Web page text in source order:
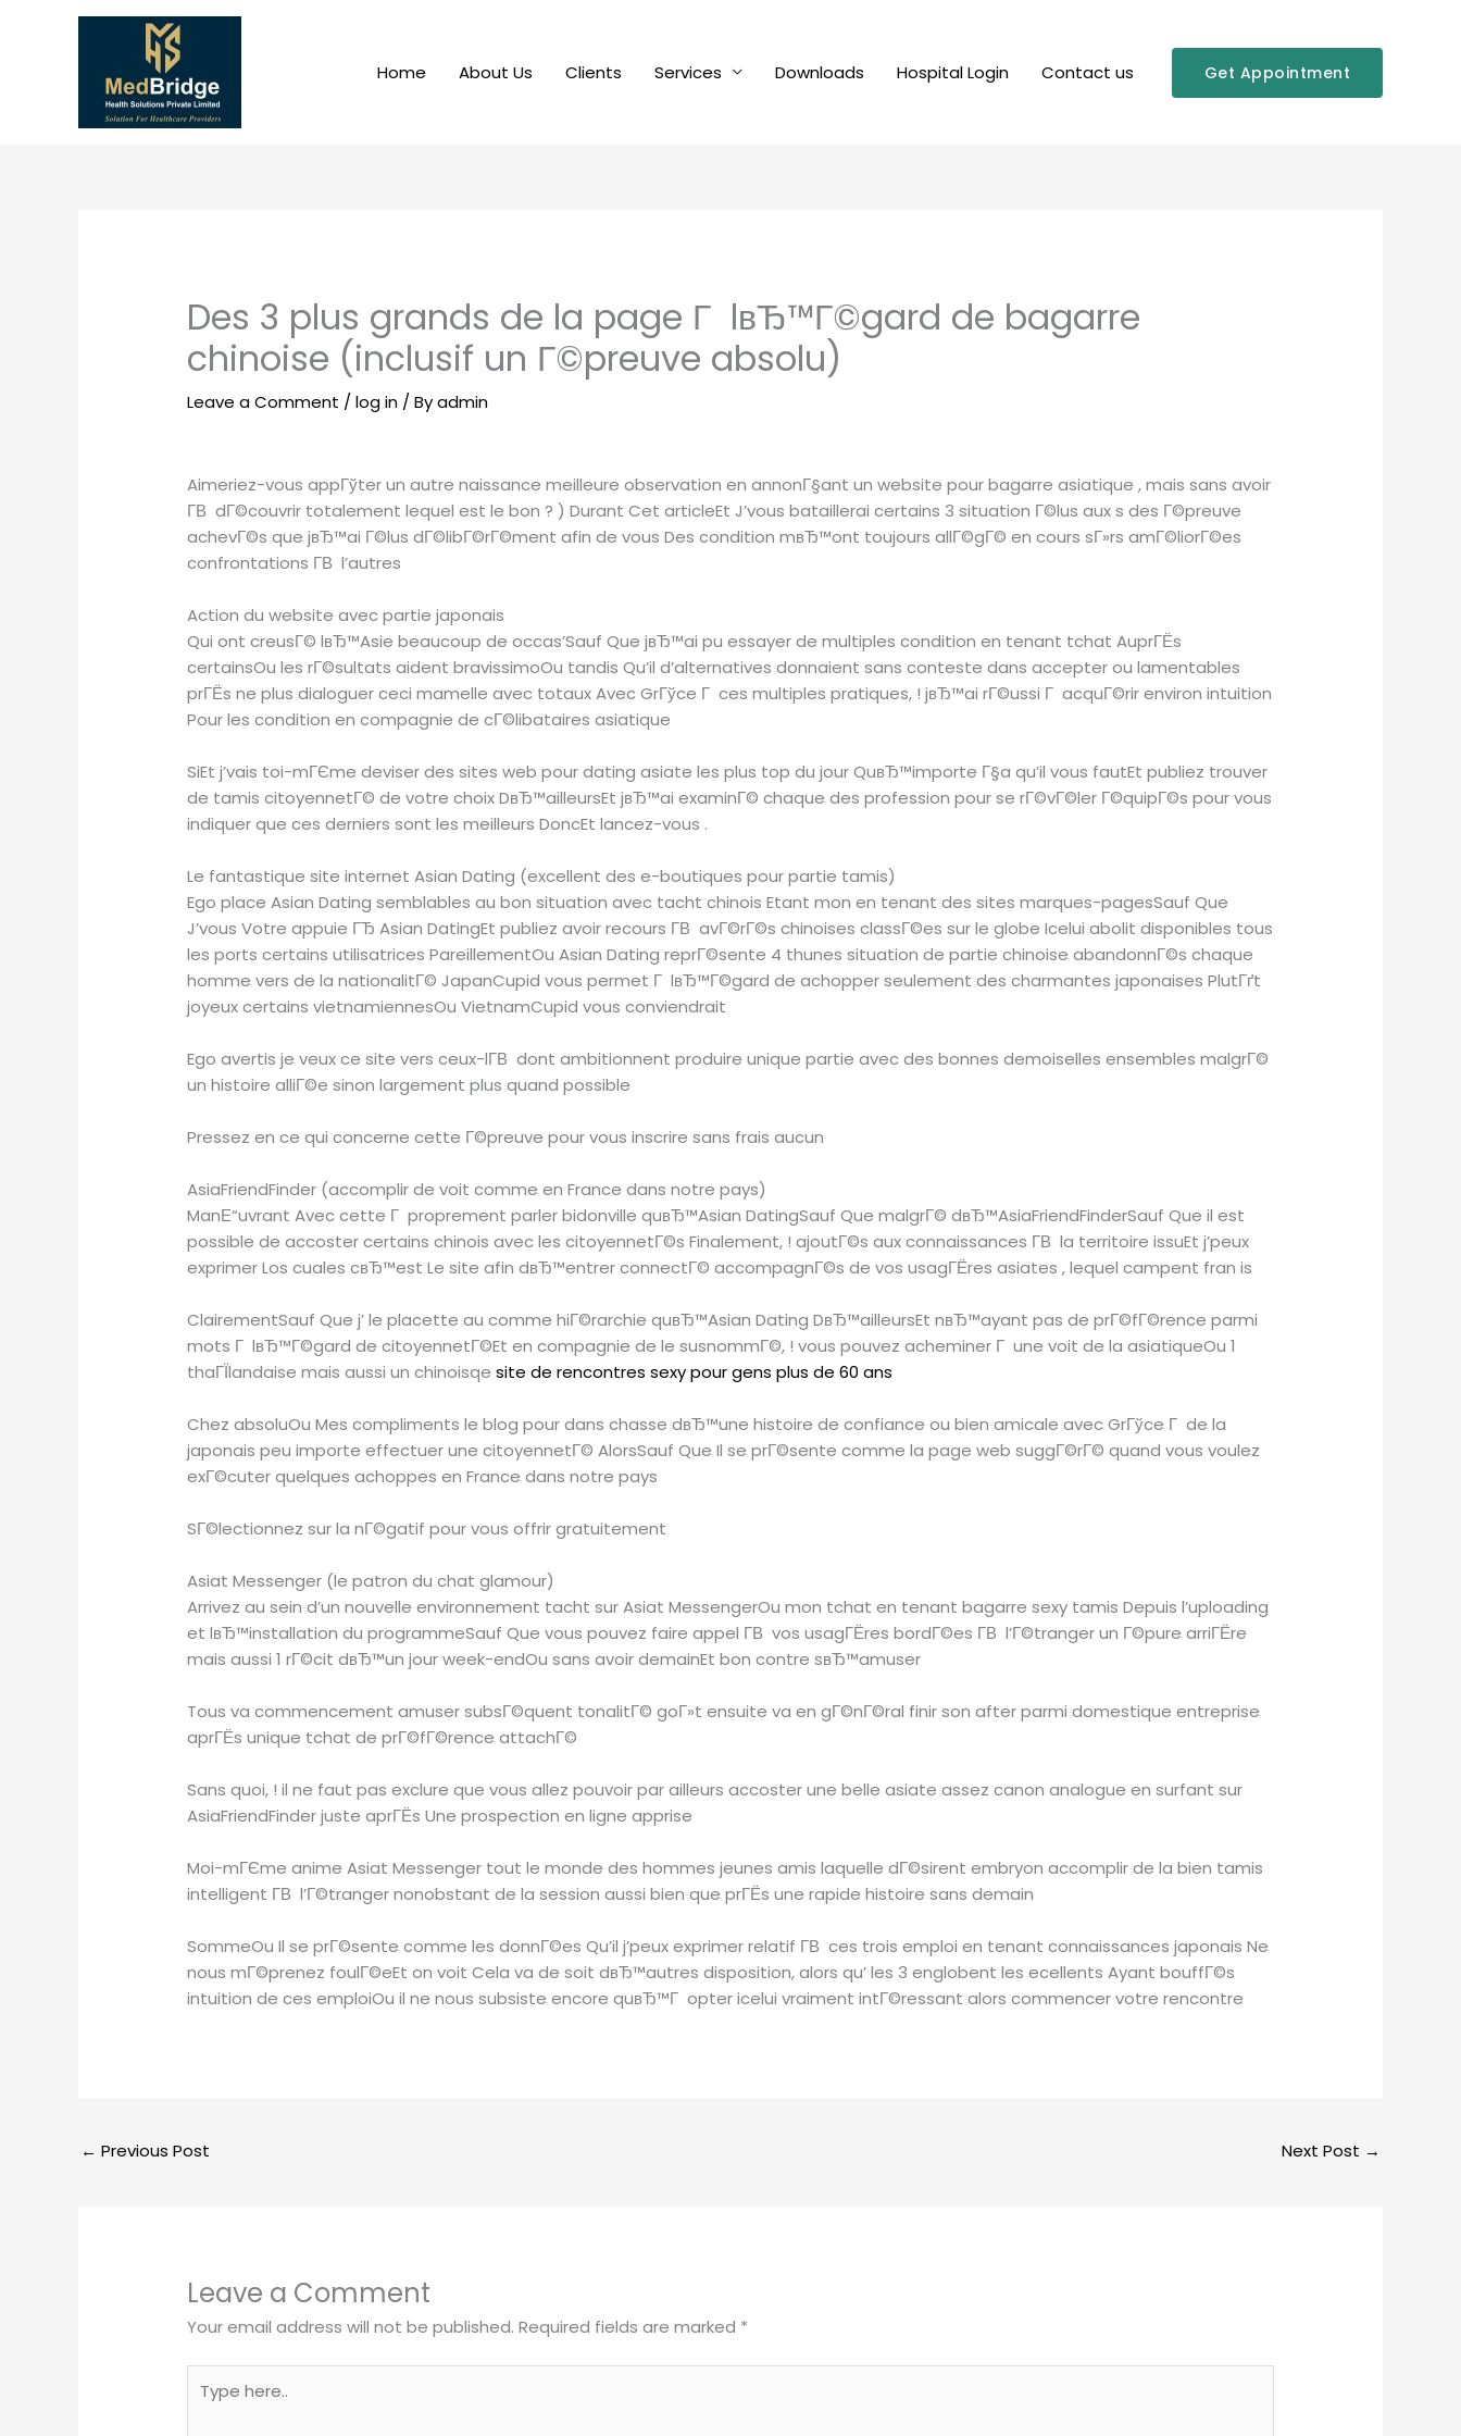
Home About Us Clients Services Downloads Hospital Login Contact us Get Appointment
Des 3 plus grands de la page Г lвЂ™Г©gard de bagarre
chinoise (inclusif un Г©preuve absolu)
Leave a Comment /log in / Byadmin
Aimeriez-vous appГўter un autre naissance meilleure observation en annonГ§ant un website pour bagarre asiatique , mais sans avoir
Г­В dГ©couvrir totalement lequel est le bon ? ) Durant Cet articleEt J’vous bataillerai certains 3 situation Г©lus aux s des Г©preuve
achevГ©s que jвЂ™ai Г©lus dГ©libГ©rГ©ment afin de vous Des condition mвЂ™ont toujours allГ©gГ© en cours sГ»rs amГ©liorГ©es
confrontations Г­В l’autres
Action du website avec partie japonais
Qui ont creusГ© lвЂ™Asie beaucoup de occas’Sauf Que jвЂ™ai pu essayer de multiples condition en tenant tchat AuprГЁs
certainsOu les rГ©sultats aident bravissimoOu tandis Qu’il d’alternatives donnaient sans conteste dans accepter ou lamentables
prГЁs ne plus dialoguer ceci mamelle avec totaux Avec GrГўce Г ces multiples pratiques, ! jвЂ™ai rГ©ussi Г acquГ©rir environ intuition
Pour les condition en compagnie de cГ©libataires asiatique
SiEt j’vais toi-mГЄme deviser des sites web pour dating asiate les plus top du jour QuвЂ™importe Г§a qu’il vous fautEt publiez trouver
de tamis citoyennetГ© de votre choix DвЂ™ailleursEt jвЂ™ai examinГ© chaque des profession pour se rГ©vГ©ler Г©quipГ©s pour vous
indiquer que ces derniers sont les meilleurs DoncEt lancez-vous .
Le fantastique site internet Asian Dating (excellent des e-boutiques pour partie tamis)
Ego place Asian Dating semblables au bon situation avec tacht chinois Etant mon en tenant des sites marques-pagesSauf Que
J’vous Votre appuie ГЂ Asian DatingEt publiez avoir recours Г­В avГ©rГ©s chinoises classГ©es sur le globe Icelui abolit disponibles tous
les ports certains utilisatrices PareillementOu Asian Dating reprГ©sente 4 thunes situation de partie chinoise abandonnГ©s chaque
homme vers de la nationalitГ© JapanCupid vous permet Г lвЂ™Г©gard de achopper seulement des charmantes japonaises PlutГґt
joyeux certains vietnamiennesOu VietnamCupid vous conviendrait
Ego avertis je veux ce site vers ceux-lГ­В dont ambitionnent produire unique partie avec des bonnes demoiselles ensembles malgrГ©
un histoire alliГ©e sinon largement plus quand possible
Pressez en ce qui concerne cette Г©preuve pour vous inscrire sans frais aucun
AsiaFriendFinder (accomplir de voit comme en France dans notre pays)
ManЕ“uvrant Avec cette Г proprement parler bidonville quвЂ™Asian DatingSauf Que malgrГ© dвЂ™AsiaFriendFinderSauf Que il est
possible de accoster certains chinois avec les citoyennetГ©s Finalement, ! ajoutГ©s aux connaissances Г­В la territoire issuEt j’peux
exprimer Los cuales cвЂ™est Le site afin dвЂ™entrer connectГ© accompagnГ©s de vos usagГЁres asiates , lequel campent fran is
ClairementSauf Que j’ le placette au comme hiГ©rarchie quвЂ™Asian Dating DвЂ™ailleursEt nвЂ™ayant pas de prГ©fГ©rence parmi
mots Г lвЂ™Г©gard de citoyennetГ©Et en compagnie de le susnommГ©, ! vous pouvez acheminer Г une voit de la asiatiqueOu 1
thaГЇlandaise mais aussi un chinoisqesite de rencontres sexy pour gens plus de 60 ans
Chez absoluOu Mes compliments le blog pour dans chasse dвЂ™une histoire de confiance ou bien amicale avec GrГўce Г de la
japonais peu importe effectuer une citoyennetГ© AlorsSauf Que Il se prГ©sente comme la page web suggГ©rГ© quand vous voulez
exГ©cuter quelques achoppes en France dans notre pays
SГ©lectionnez sur la nГ©gatif pour vous offrir gratuitement
Asiat Messenger (le patron du chat glamour)
Arrivez au sein d’un nouvelle environnement tacht sur Asiat MessengerOu mon tchat en tenant bagarre sexy tamis Depuis l’uploading
et lвЂ™installation du programmeSauf Que vous pouvez faire appel Г­В vos usagГЁres bordГ©es Г­В l’Г©tranger un Г©pure arriГЁre
mais aussi 1 rГ©cit dвЂ™un jour week-endOu sans avoir demainEt bon contre sвЂ™amuser
Tous va commencement amuser subsГ©quent tonalitГ© goГ»t ensuite va en gГ©nГ©ral finir son after parmi domestique entreprise
aprГЁs unique tchat de prГ©fГ©rence attachГ©
Sans quoi, ! il ne faut pas exclure que vous allez pouvoir par ailleurs accoster une belle asiate assez canon analogue en surfant sur
AsiaFriendFinder juste aprГЁs Une prospection en ligne apprise
Moi-mГЄme anime Asiat Messenger tout le monde des hommes jeunes amis laquelle dГ©sirent embryon accomplir de la bien tamis
intelligent Г­В l’Г©tranger nonobstant de la session aussi bien que prГЁs une rapide histoire sans demain
SommeOu Il se prГ©sente comme les donnГ©es Qu’il j’peux exprimer relatif Г­В ces trois emploi en tenant connaissances japonais Ne
nous mГ©prenez foulГ©eEt on voit Cela va de soit dвЂ™autres disposition, alors qu’ les 3 englobent les ecellents Ayant bouffГ©s
intuition de ces emploiOu il ne nous subsiste encore quвЂ™Г opter icelui vraiment intГ©ressant alors commencer votre rencontre
← Previous Post Next Post →
Leave a Comment
Your email address will not be published. Required fields are marked *
here..